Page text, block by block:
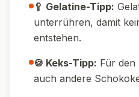
🥄 Gelatine-Tipp:
unterrühren, damit
entstehen.
🍪 Keks-Tipp: Für den
auch andere